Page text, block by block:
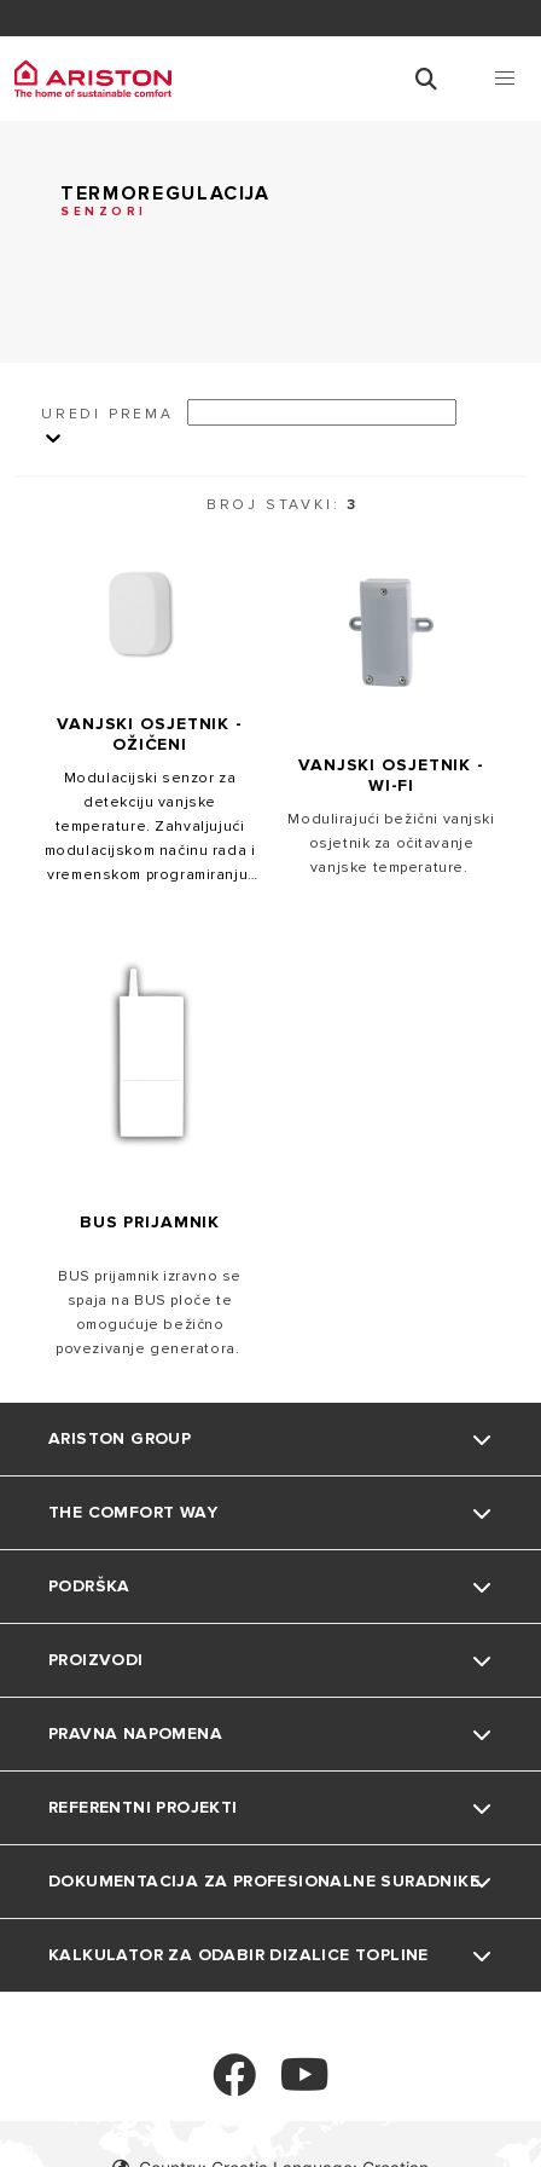
TERMOREGULACIJA
SENZORI
UREDI PREMA
BROJ STAVKI:3
VANJSKI OSJETNIK -
OŽIČENI
Modulacijski senzor za
detekciju vanjske
temperature. Zahvaljujući
modulacijskom načinu rada i
vremenskom programiranju,
kako bi se osigurala
optimalna udobnost.
VANJSKI OSJETNIK -
WI-FI
Modulirajući bežični vanjski
osjetnik za očitavanje
vanjske temperature.
BUS PRIJAMNIK
BUS prijamnik izravno se
spaja na BUS ploče te
omogućuje bežično
povezivanje generatora.
ARISTON GROUP
O nama
Grupa
Karijera
THE COMFORT WAY
Okoliš
Savjeti i trikovi
Uređenje doma
PODRŠKA
Kontakt
Česta pitanja
Katalozi i dokumentacija
PROIZVODI
Grijalice vode
Dizalice topline
Plinski bojleri
Klima uređaji
Termoregulacija
PRAVNA NAPOMENA
Privatnost
Kolačići
REFERENTNI PROJEKTI
Projekti
DOKUMENTACIJA ZA PROFESIONALNE SURADNIKE
Tehnička dokumentacija
KALKULATOR ZA ODABIR DIZALICE TOPLINE